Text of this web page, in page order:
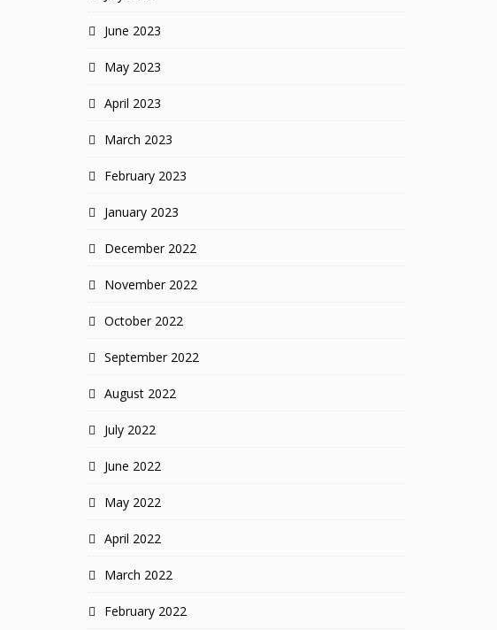
June 2023
May 2023
April 2023
March 2023
February 2023
January 2023
December 2022
November 2022
October 2022
September 2022
August 2022
July 2022
June 2022
May 2022
April 2022
March 2022
February 2022